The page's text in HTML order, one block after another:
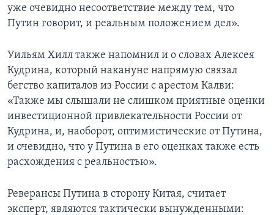
уже очевидно несоответствие между тем, что
Путин говорит, и реальным положением дел».
Уильям Хилл также напомнил и о словах Алексея
Кудрина, который накануне напрямую связал
бегство капиталов из России с арестом Калви:
«Также мы слышали не слишком приятные оценки
инвестиционной привлекательности России от
Кудрина, и, наоборот, оптимистические от Путина,
и очевидно, что у Путина в его оценках также есть
расхождения с реальностью».
Реверансы Путина в сторону Китая, считает
эксперт, являются тактически вынужденными: